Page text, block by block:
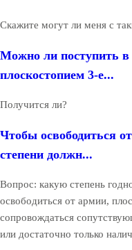
Скажите могут ли меня с
Можно ли поступить в
плоскостопием 3-е...
Получится ли?
Чтобы освободиться
степени должн...
Вопрос: какую степень
освободиться от армии,
сопровождаться
или достаточно только